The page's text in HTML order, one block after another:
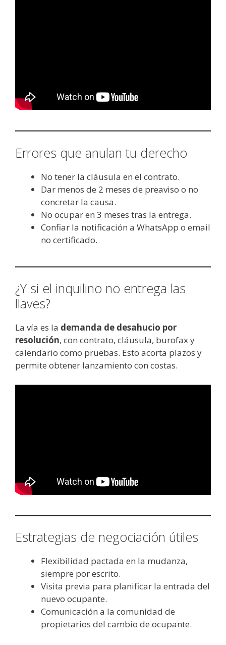
Errores que anulan tu derecho
No tener la cláusula en el contrato.
Dar menos de 2 meses de preaviso o no
concretar la causa.
No ocupar en 3 meses tras la entrega.
Confiar la notificación a WhatsApp o email
no certificado.
¿Y si el inquilino no entrega las
llaves?
La vía es la demanda de desahucio por
resolución, con contrato, cláusula, burofax y
calendario como pruebas. Esto acorta plazos y
permite obtener lanzamiento con costas.
Estrategias de negociación útiles
Flexibilidad pactada en la mudanza,
siempre por escrito.
Visita previa para planificar la entrada del
nuevo ocupante.
Comunicación a la comunidad de
propietarios del cambio de ocupante.